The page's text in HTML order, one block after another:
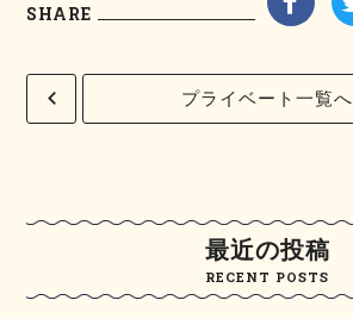
SHARE
プライベート一覧へ
最近の投稿
RECENT POSTS